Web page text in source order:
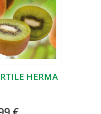
HERMA